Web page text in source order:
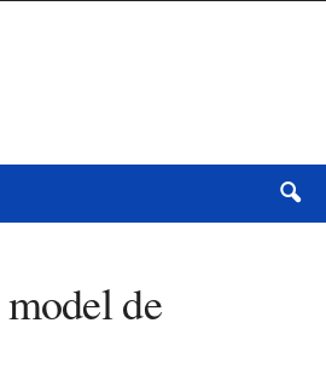
de